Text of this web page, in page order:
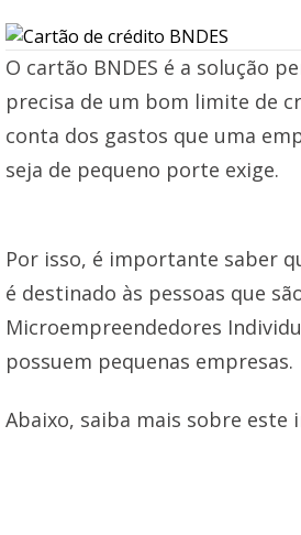
O cartão BNDES é a solução
precisa de um bom limite de
conta dos gastos que uma
seja de pequeno porte exige.
Por isso, é importante saber
é destinado às pessoas que
Microempreendedores
possuem pequenas empresas.
Abaixo, saiba mais sobre este